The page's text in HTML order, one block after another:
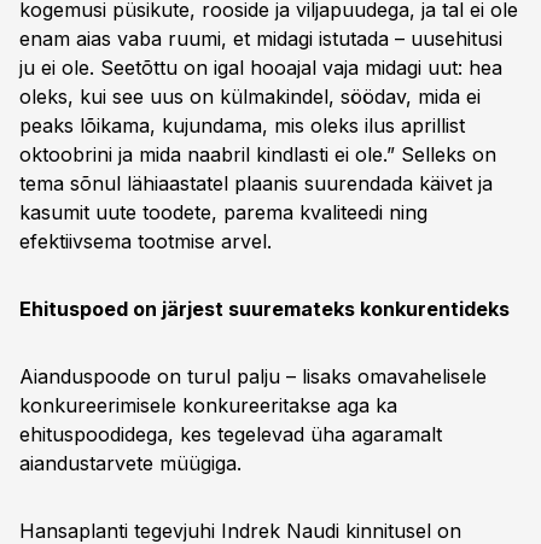
kogemusi püsikute, rooside ja viljapuudega, ja tal ei ole
enam aias vaba ruumi, et midagi istutada – uusehitusi
ju ei ole. Seetõttu on igal hooajal vaja midagi uut: hea
oleks, kui see uus on külmakindel, söödav, mida ei
peaks lõikama, kujundama, mis oleks ilus aprillist
oktoobrini ja mida naabril kindlasti ei ole.” Selleks on
tema sõnul lähiaastatel plaanis suurendada käivet ja
kasumit uute toodete, parema kvaliteedi ning
efektiivsema tootmise arvel.
Ehituspoed on järjest suuremateks konkurentideks
Aianduspoode on turul palju – lisaks omavahelisele
konkureerimisele konkureeritakse aga ka
ehituspoodidega, kes tegelevad üha agaramalt
aiandustarvete müügiga.
Hansaplanti tegevjuhi Indrek Naudi kinnitusel on